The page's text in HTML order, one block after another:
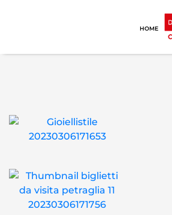
HOME